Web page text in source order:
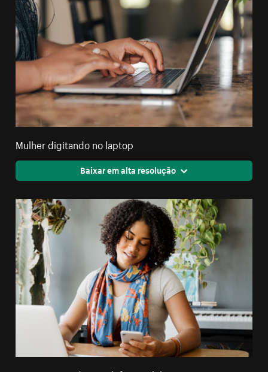
Mulher digitando no laptop
Baixar em alta resolução